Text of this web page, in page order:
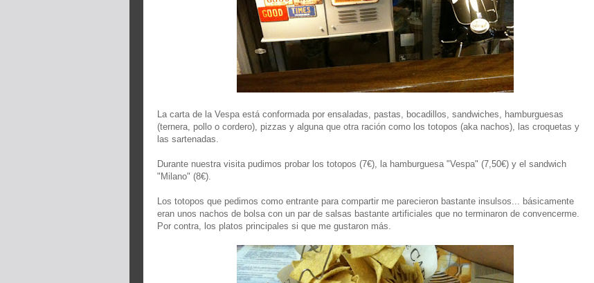
La carta de la Vespa está conformada por ensaladas, pastas, bocadillos, sandwiches, hamburguesas
(ternera, pollo o cordero), pizzas y alguna que otra ración como los totopos (aka nachos), las croquetas y
las sartenadas.
Durante nuestra visita pudimos probar los totopos (7€), la hamburguesa "Vespa" (7,50€) y el sandwich
"Milano" (8€).
Los totopos que pedimos como entrante para compartir me parecieron bastante insulsos... básicamente
eran unos nachos de bolsa con un par de salsas bastante artificiales que no terminaron de convencerme.
Por contra, los platos principales si que me gustaron más.